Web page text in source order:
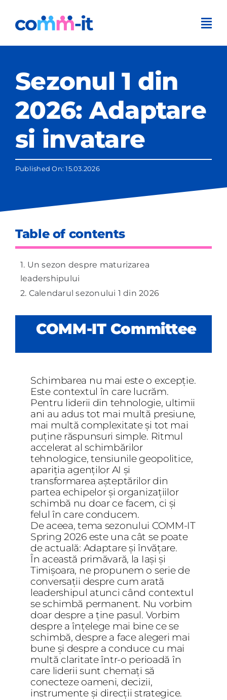
content
Sezonul 1 din
2026: Adaptare
si invatare
Published On: 15.03.2026
Table of contents
Un sezon despre maturizarea
leadershipului
Calendarul sezonului 1 din 2026
COMM-IT Committee
Schimbarea nu mai este o excepție.
Este contextul în care lucrăm.
Pentru liderii din tehnologie, ultimii
ani au adus tot mai multă presiune,
mai multă complexitate și tot mai
puține răspunsuri simple. Ritmul
accelerat al schimbărilor
tehnologice, tensiunile geopolitice,
apariția agenților AI și
transformarea așteptărilor din
partea echipelor și organizațiilor
schimbă nu doar ce facem, ci și
felul în care conducem.
De aceea, tema sezonului COMM-IT
Spring 2026 este una cât se poate
de actuală: Adaptare și învățare.
În această primăvară, la Iași și
Timișoara, ne propunem o serie de
conversații despre cum arată
leadershipul atunci când contextul
se schimbă permanent. Nu vorbim
doar despre a ține pasul. Vorbim
despre a înțelege mai bine ce se
schimbă, despre a face alegeri mai
bune și despre a conduce cu mai
multă claritate într-o perioadă în
care liderii sunt chemați să
conecteze oameni, decizii,
instrumente și direcții strategice.